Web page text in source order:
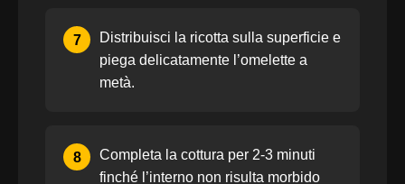
7
Distribuisci la ricotta sulla superficie e
piega delicatamente l’omelette a
metà.
8
Completa la cottura per 2-3 minuti
finché l’interno non risulta morbido